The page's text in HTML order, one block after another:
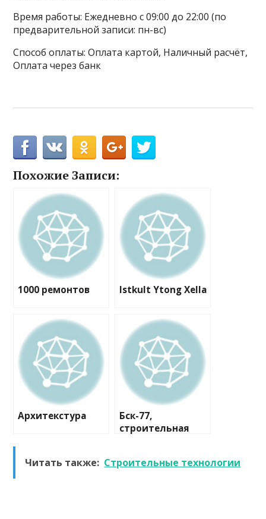
Время работы: Ежедневно с 09:00 до 22:00 (по
предварительной записи: пн-вс)
Способ оплаты: Оплата картой, Наличный расчёт,
Оплата через банк
Похожие Записи:
1000 ремонтов Istkult Ytong Xella
Архитекстура
Бск-77,
строительная
Читать также: Строительные технологии